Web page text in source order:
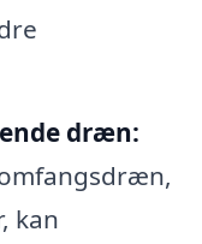
dræn:
kan